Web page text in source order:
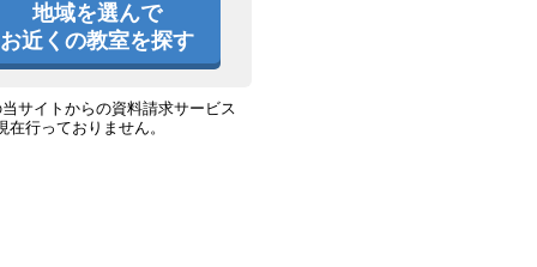
地域を選んで
お近くの教室を探す
サイトからの資料請求サービス
在行っておりません。